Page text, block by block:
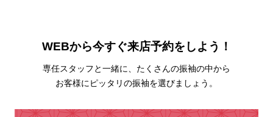
WEBから今すぐ来店予約をしよう！
専任スタッフと一緒に、たくさんの振袖の中から
お客様にピッタリの振袖を選びましょう。